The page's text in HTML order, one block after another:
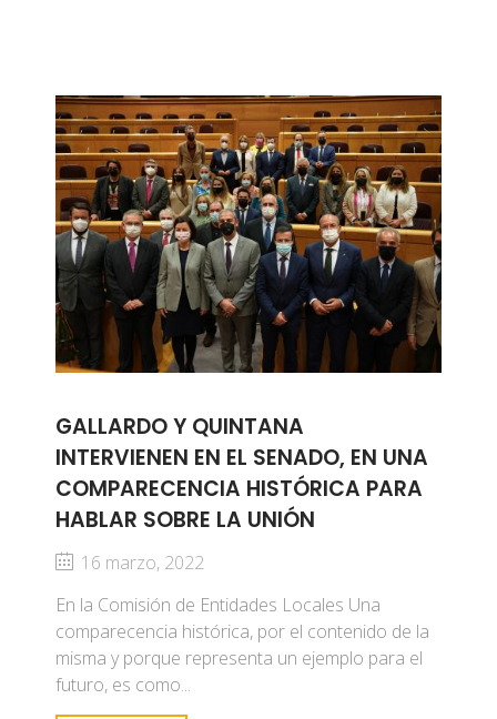
GALLARDO Y QUINTANA
INTERVIENEN EN EL SENADO, EN UNA
COMPARECENCIA HISTÓRICA PARA
HABLAR SOBRE LA UNIÓN
16 marzo, 2022
En la Comisión de Entidades Locales Una
comparecencia histórica, por el contenido de la
misma y porque representa un ejemplo para el
futuro, es como...